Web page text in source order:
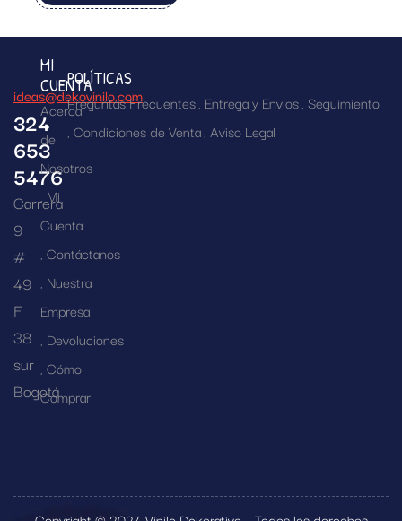
ideas@dekovinilo.com
324
653
5476
Carrera
9
#
49
F
38
sur
Bogotá
MI
CUENTA
Acerca
de
Nosotros
Mi
Cuenta
Contáctanos
Nuestra
Empresa
Devoluciones
Cómo
Comprar
POLÍTICAS
Preguntas Frecuentes Entrega y Envíos Seguimiento
Condiciones de Venta Aviso Legal